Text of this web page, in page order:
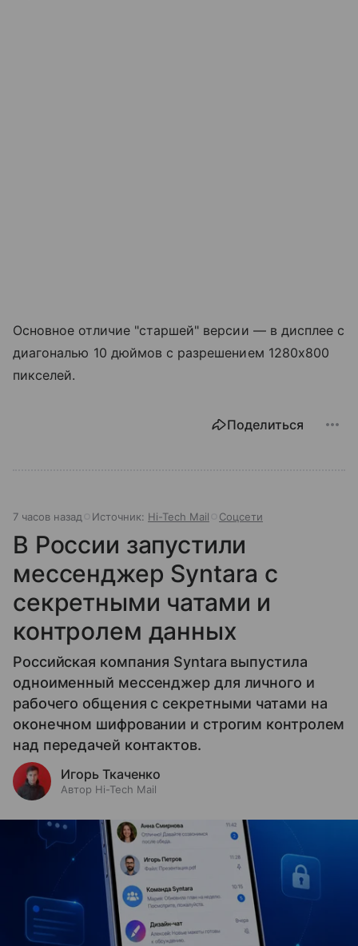
Основное отличие "старшей" версии — в дисплее с
диагональю 10 дюймов с разрешением 1280х800
пикселей.
Поделиться
7 часов назад Источник: Hi-Tech Mail Соцсети
В России запустили
мессенджер Syntara с
секретными чатами и
контролем данных
Российская компания Syntara выпустила
одноименный мессенджер для личного и
рабочего общения с секретными чатами на
оконечном шифровании и строгим контролем
над передачей контактов.
Игорь Ткаченко
Автор Hi-Tech Mail